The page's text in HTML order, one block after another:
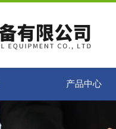
产品中心